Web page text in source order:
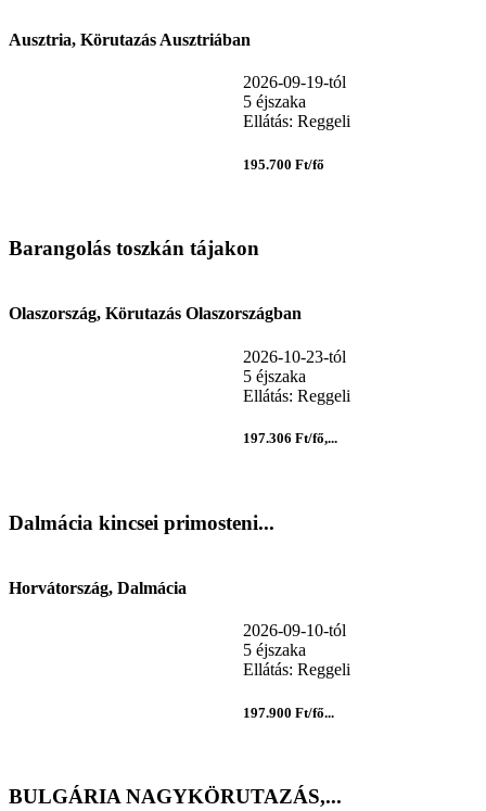
Ausztria, Körutazás Ausztriában
2026-09-19-tól
5 éjszaka
Ellátás: Reggeli
195.700 Ft/fő
Barangolás toszkán tájakon
Olaszország, Körutazás Olaszországban
2026-10-23-tól
5 éjszaka
Ellátás: Reggeli
197.306 Ft/fő,...
Dalmácia kincsei primosteni...
Horvátország, Dalmácia
2026-09-10-tól
5 éjszaka
Ellátás: Reggeli
197.900 Ft/fő...
BULGÁRIA NAGYKÖRUTAZÁS,...